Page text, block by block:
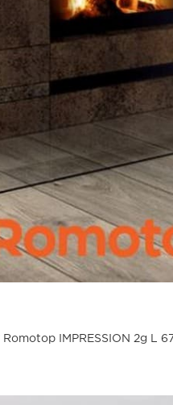
IMPRESSION 2g L